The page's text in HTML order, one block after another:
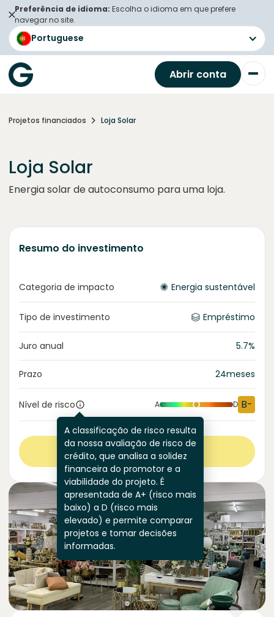
Preferência de idioma: Escolha o idioma em que prefere
navegar no site.
Portuguese
Abrir conta
Projetos financiados Loja Solar
Loja Solar
Energia solar de autoconsumo para uma loja.
Resumo do investimento
Categoria de impacto Energia sustentável
Tipo de investimento Empréstimo
Juro anual 5.7%
Prazo 24meses
Nível de risco
A classificação de risco resulta
da nossa avaliação de risco de
crédito, que analisa a solidez
financeira do promotor e a
viabilidade do projeto. É
apresentada de A+ (risco mais
baixo) a D (risco mais
elevado) e permite comparar
projetos e tomar decisões
informadas.
A D B-
Ver mais